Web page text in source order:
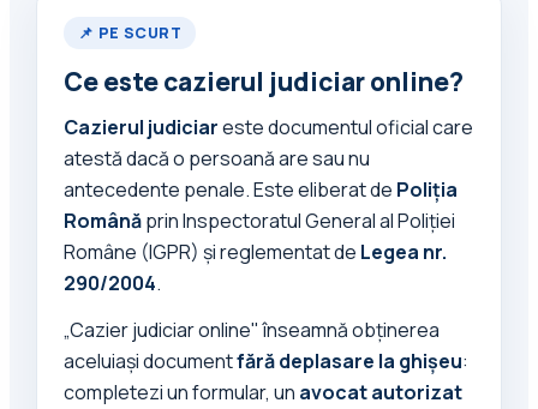
📌 PE SCURT
Ce este cazierul judiciar online?
Cazierul judiciareste documentul oficial care
atestă dacă o persoană are sau nu
antecedente penale. Este eliberat de Poliția
Românăprin Inspectoratul General al Poliției
Române (IGPR) și reglementat de Legea nr.
290/2004.
„Cazier judiciar online" înseamnă obținerea
aceluiași documentfără deplasare la ghișeu:
completezi un formular, un avocat autorizat